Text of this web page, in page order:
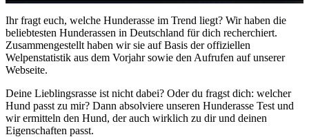
Ihr fragt euch, welche Hunderasse im Trend liegt? Wir haben die
beliebtesten Hunderassen in Deutschland für dich recherchiert.
Zusammengestellt haben wir sie auf Basis der offiziellen
Welpenstatistik aus dem Vorjahr sowie den Aufrufen auf unserer
Webseite.
Deine Lieblingsrasse ist nicht dabei? Oder du fragst dich: welcher
Hund passt zu mir? Dann absolviere unseren Hunderasse Test und
wir ermitteln den Hund, der auch wirklich zu dir und deinen
Eigenschaften passt.